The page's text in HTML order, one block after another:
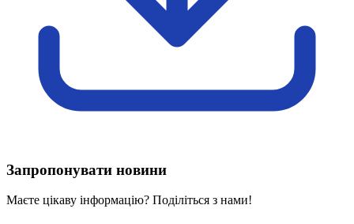
Харківська область
Херсонська область
Хмельницька область
Вивчаємо жестову мову
Дитяча сторінка
Новини про жестову мову
Запропонувати новини
Маєте цікаву інформацію? Поділіться з нами!